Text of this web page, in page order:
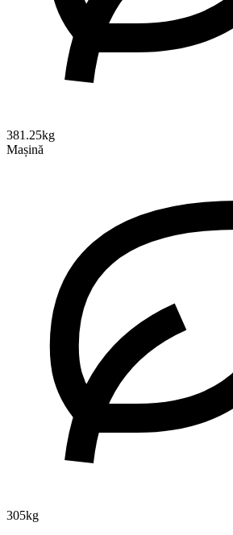
381.25kg
Mașină
305kg